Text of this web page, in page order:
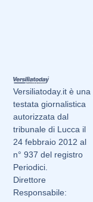
Versiliatoday.it è una
testata giornalistica
autorizzata dal
tribunale di Lucca il
24 febbraio 2012 al
n° 937 del registro
Periodici.
Direttore
Responsabile: